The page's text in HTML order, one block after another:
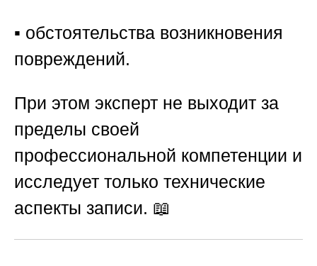
▪️ обстоятельства возникновения
повреждений.
При этом эксперт не выходит за
пределы своей
профессиональной компетенции и
исследует только технические
аспекты записи. 📖